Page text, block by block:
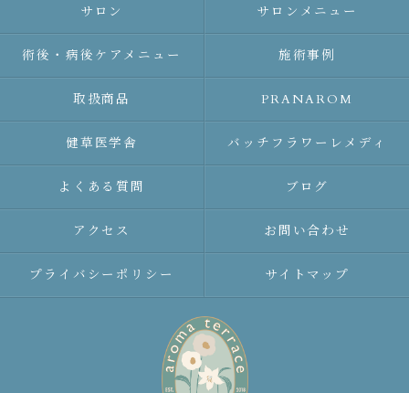
サロン サロンメニュー
術後・病後ケアメニュー 施術事例
取扱商品 PRANAROM
健草医学舎 バッチフラワーレメディ
よくある質問 ブログ
アクセス お問い合わせ
プライバシーポリシー サイトマップ